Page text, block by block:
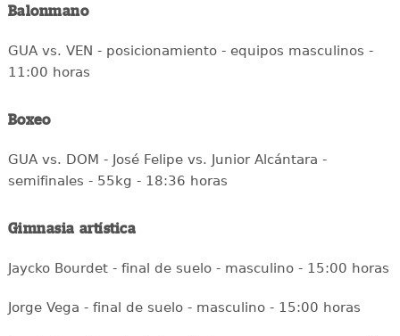
Balonmano
GUA vs. VEN - posicionamiento - equipos masculinos -
11:00 horas
Boxeo
GUA vs. DOM - José Felipe vs. Junior Alcántara -
semifinales - 55kg - 18:36 horas
Gimnasia artística
Jaycko Bourdet - final de suelo - masculino - 15:00 horas
Jorge Vega - final de suelo - masculino - 15:00 horas